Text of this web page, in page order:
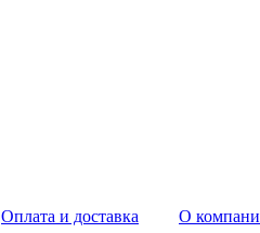
Оплата и доставка
О